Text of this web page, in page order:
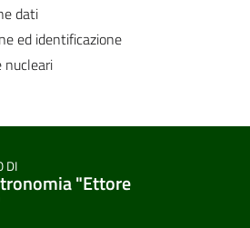
dati
ed identificazione
nucleari
DI
"Ettore